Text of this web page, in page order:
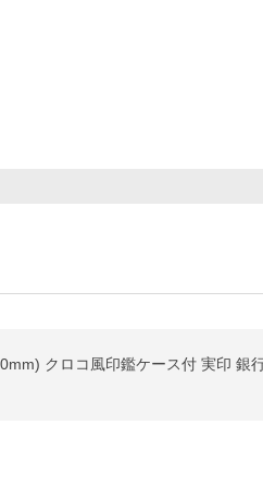
クロコ風印鑑ケース付 実印 銀